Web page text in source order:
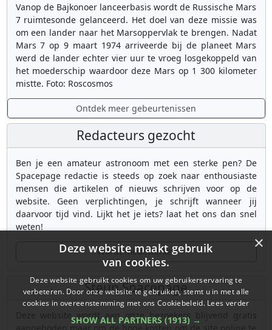
Vanop de Bajkonoer lanceerbasis wordt de Russische Mars
7 ruimtesonde gelanceerd. Het doel van deze missie was
om een lander naar het Marsoppervlak te brengen. Nadat
Mars 7 op 9 maart 1974 arriveerde bij de planeet Mars
werd de lander echter vier uur te vroeg losgekoppeld van
het moederschip waardoor deze Mars op 1 300 kilometer
mistte. Foto: Roscosmos
Ontdek meer gebeurtenissen
Redacteurs gezocht
Ben je een amateur astronoom met een sterke pen? De
Spacepage redactie is steeds op zoek naar enthousiaste
mensen die artikelen of nieuws schrijven voor op de
website. Geen verplichtingen, je schrijft wanneer jij
daarvoor tijd vind. Lijkt het je iets? laat het ons dan snel
weten!
Wordt medewerker
Steun Spacepage
Deze website wordt aan onze bezoekers blijvend gratis
aangeboden maar om de hoge kosten om de site online te
×
Deze website maakt gebruik
van cookies.
Deze website gebruikt cookies om uw gebruikerservaring te
verbeteren. Door onze website te gebruiken, stemt u in met alle
cookies in overeenstemming met ons Cookiebeleid. Lees verder
SHOW ALL PARTNERS (1913) →